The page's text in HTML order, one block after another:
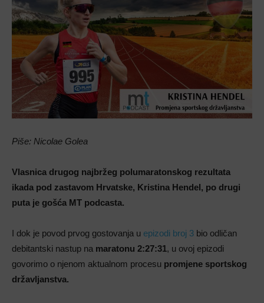
Piše: Nicolae Golea
Vlasnica drugog najbržeg polumaratonskog rezultata
ikada pod zastavom Hrvatske, Kristina Hendel, po drugi
puta je gošća MT podcasta.
I dok je povod prvog gostovanja u epizodi broj 3 bio odličan
debitantski nastup na maratonu 2:27:31, u ovoj epizodi
govorimo o njenom aktualnom procesu promjene sportskog
državljanstva.